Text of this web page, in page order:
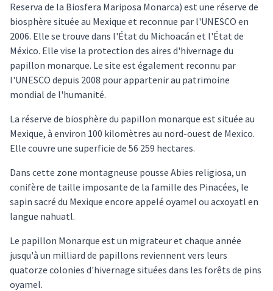
Reserva de la Biosfera Mariposa Monarca) est une réserve de
biosphère située au Mexique et reconnue par l'UNESCO en
2006. Elle se trouve dans l'État du Michoacán et l'État de
México. Elle vise la protection des aires d'hivernage du
papillon monarque. Le site est également reconnu par
l'UNESCO depuis 2008 pour appartenir au patrimoine
mondial de l'humanité.
La réserve de biosphère du papillon monarque est située au
Mexique, à environ 100 kilomètres au nord-ouest de Mexico.
Elle couvre une superficie de 56 259 hectares.
Dans cette zone montagneuse pousse Abies religiosa, un
conifère de taille imposante de la famille des Pinacées, le
sapin sacré du Mexique encore appelé oyamel ou acxoyatl en
langue nahuatl.
Le papillon Monarque est un migrateur et chaque année
jusqu'à un milliard de papillons reviennent vers leurs
quatorze colonies d'hivernage situées dans les forêts de pins
oyamel.